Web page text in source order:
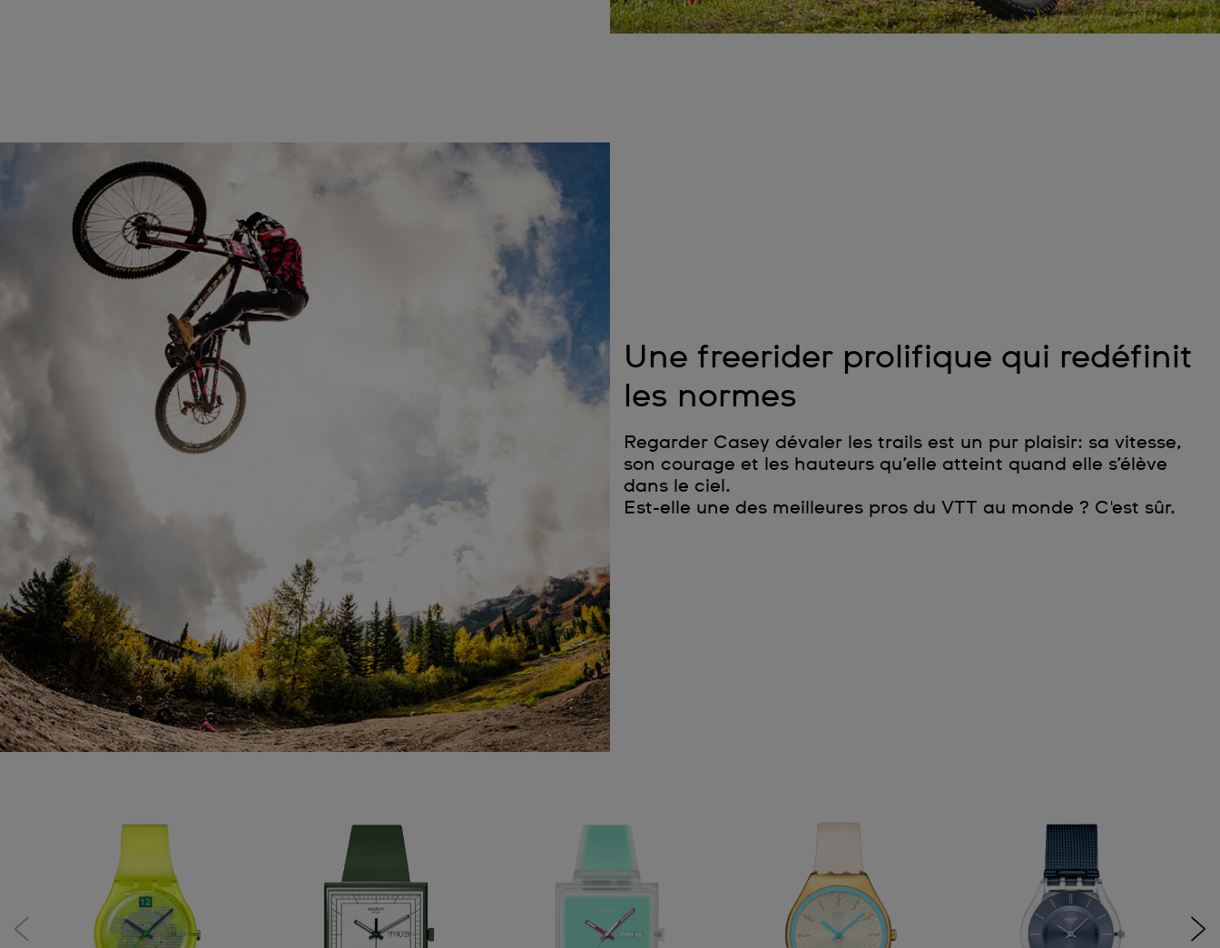
Une freerider prolifique qui redéfinit
les normes
Regarder Casey dévaler les trails est un pur plaisir: sa vitesse,
son courage et les hauteurs qu’elle atteint quand elle s’élève
dans le ciel.
Est-elle une des meilleures pros du VTT au monde ? C'est sûr.